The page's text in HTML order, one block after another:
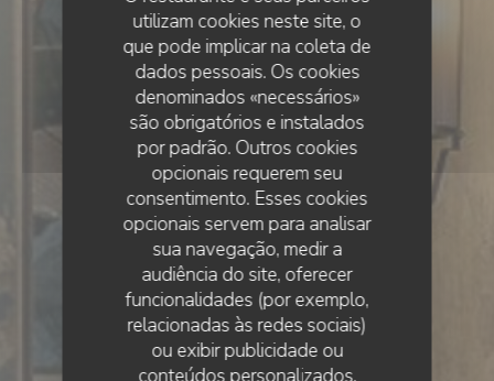
utilizam cookies neste site, o
que pode implicar na coleta de
dados pessoais. Os cookies
denominados «necessários»
são obrigatórios e instalados
por padrão. Outros cookies
opcionais requerem seu
consentimento. Esses cookies
opcionais servem para analisar
sua navegação, medir a
audiência do site, oferecer
funcionalidades (por exemplo,
relacionadas às redes sociais)
ou exibir publicidade ou
• PARIS